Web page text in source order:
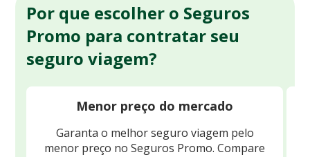
Por que escolher o Seguros
Promo para contratar seu
seguro viagem?
Menor preço do mercado
Garanta o melhor seguro viagem pelo
menor preço no Seguros Promo. Compare